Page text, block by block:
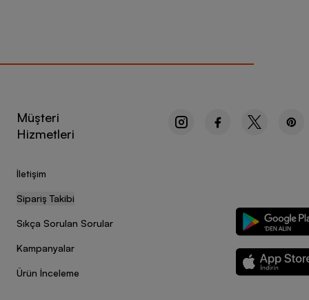
Müşteri
Hizmetleri
İletişim
Sipariş Takibi
Sıkça Sorulan Sorular
Kampanyalar
Ürün İnceleme